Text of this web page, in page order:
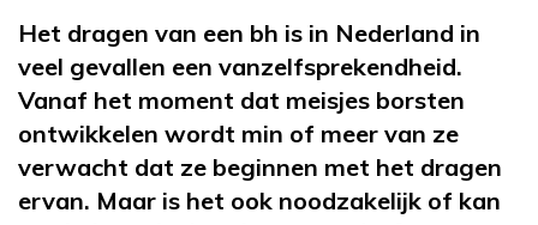
Het dragen van een bh is in Nederland in
veel gevallen een vanzelfsprekendheid.
Vanaf het moment dat meisjes borsten
ontwikkelen wordt min of meer van ze
verwacht dat ze beginnen met het dragen
ervan. Maar is het ook noodzakelijk of kan